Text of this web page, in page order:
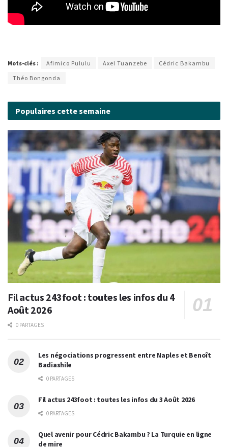
Mots-clés : Afimico Pululu Axel Tuanzebe
Cédric Bakambu
Théo Bongonda
Populaires cette semaine
Fil actus 243foot : toutes les infos du 4
Août 2026
0 PARTAGES
Les négociations progressent entre Naples et Benoît
Badiashile
0 PARTAGES
Fil actus 243foot : toutes les infos du 3 Août 2026
0 PARTAGES
Quel avenir pour Cédric Bakambu ? La Turquie en ligne
de mire